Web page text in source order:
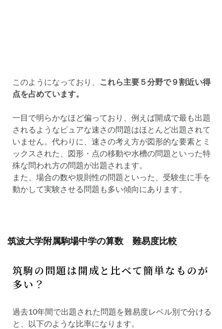
このようになっており、
これら主要５分野で９割近い得
点を占めています。
一目で明らかなほど偏っており、例えば開成で最も出題
されるようなピュアな速さの問題はほとんど出題されて
いません。代わりに、速さの考え方が図形的な要素とミ
ックスされた、図形・点の移動や水槽の問題といった特
殊な問われ方の問題が出題されます。
また、場合の数や規則性の問題といった、受験生に手を
動かして実験させる問題も多い傾向にあります。
筑波大学附属駒場中学の算数 難易度比較
筑駒の問題は開成と比べて簡単なものが
多い？
過去10年間で出題された問題を難易度レベル別で分ける
と、以下のような比率になります。